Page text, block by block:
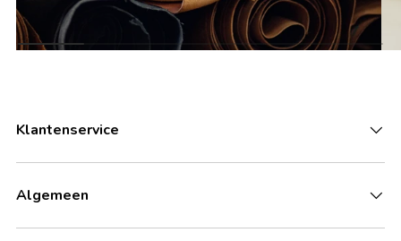
Klantenservice
Algemeen